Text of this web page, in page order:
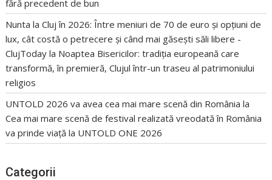
fără precedent de bun
Nunta la Cluj în 2026: Între meniuri de 70 de euro și opțiuni de
lux, cât costă o petrecere și când mai găsești săli libere -
ClujToday la Noaptea Bisericilor: tradiția europeană care
transformă, în premieră, Clujul într-un traseu al patrimoniului
religios
UNTOLD 2026 va avea cea mai mare scenă din România la
Cea mai mare scenă de festival realizată vreodată în România
va prinde viață la UNTOLD ONE 2026
Categorii